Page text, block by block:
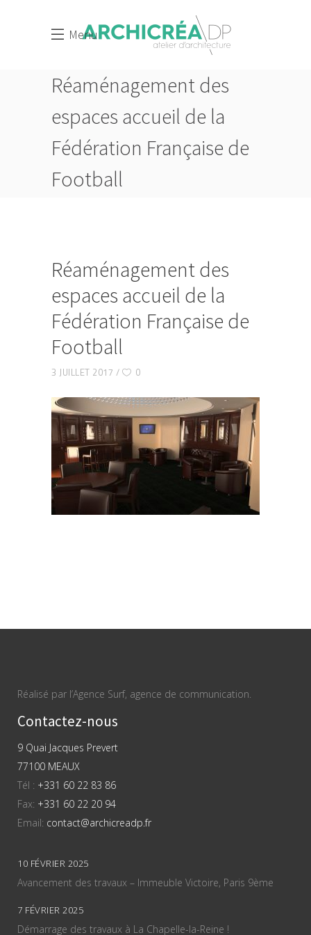
Menu
Réaménagement des
espaces accueil de la
Fédération Française de
Football
RÉAMÉNAGEMENT DES ESPACES ACCUEIL DE LA
FÉDÉRATION FRANÇAISE DE FOOTBALL
Réaménagement des
espaces accueil de la
Fédération Française de
Football
3 JUILLET 2017 0
Réalisé par l’Agence Surf, agence de communication.
Contactez-nous
9 Quai Jacques Prevert
77100 MEAUX
Tél : +331 60 22 83 86
Fax: +331 60 22 20 94
Email: contact@archicreadp.fr
10 FÉVRIER 2025
Avancement des travaux – Immeuble Victoire, Paris 9ème
7 FÉVRIER 2025
Démarrage des travaux à La Chapelle-la-Reine !